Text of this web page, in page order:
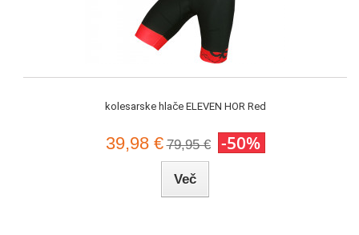
kolesarske hlače ELEVEN HOR Red
39,98 € 79,95 € -50%
Več